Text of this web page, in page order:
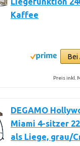
Kaffee
Bei
Preis inkl.
DEGAMO
Miami 4-sitzer
als Liege, grau/